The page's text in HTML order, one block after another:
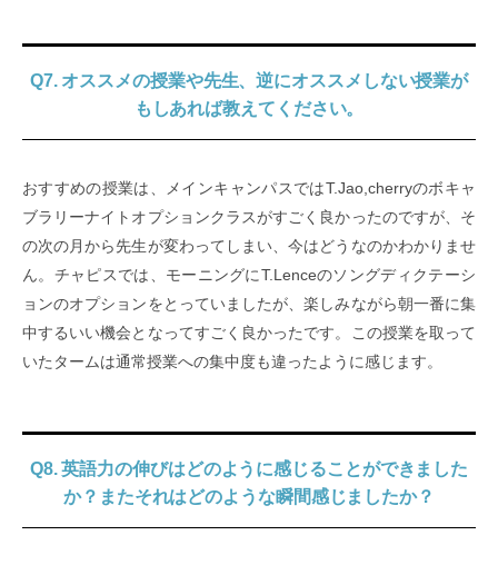
Q7. オススメの授業や先生、逆にオススメしない授業が
もしあれば教えてください。
おすすめの授業は、メインキャンパスではT.Jao,cherryのボキャ
ブラリーナイトオプションクラスがすごく良かったのですが、そ
の次の月から先生が変わってしまい、今はどうなのかわかりませ
ん。チャピスでは、モーニングにT.Lenceのソングディクテーシ
ョンのオプションをとっていましたが、楽しみながら朝一番に集
中するいい機会となってすごく良かったです。この授業を取って
いたタームは通常授業への集中度も違ったように感じます。
Q8. 英語力の伸びはどのように感じることができました
か？またそれはどのような瞬間感じましたか？